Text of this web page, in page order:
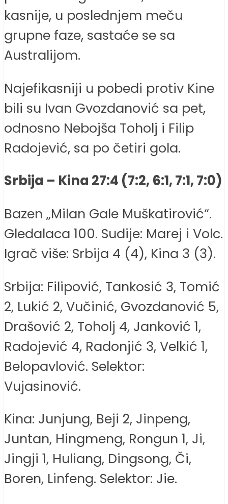
kasnije, u poslednjem meču
grupne faze, sastaće se sa
Australijom.
Najefikasniji u pobedi protiv Kine
bili su Ivan Gvozdanović sa pet,
odnosno Nebojša Toholj i Filip
Radojević, sa po četiri gola.
Srbija – Kina 27:4 (7:2, 6:1, 7:1, 7:0)
Bazen „Milan Gale Muškatirović“.
Gledalaca 100. Sudije: Marej i Volc.
Igrač više: Srbija 4 (4), Kina 3 (3).
Srbija: Filipović, Tankosić 3, Tomić
2, Lukić 2, Vučinić, Gvozdanović 5,
Drašović 2, Toholj 4, Janković 1,
Radojević 4, Radonjić 3, Velkić 1,
Belopavlović. Selektor:
Vujasinović.
Kina: Junjung, Beji 2, Jinpeng,
Juntan, Hingmeng, Rongun 1, Ji,
Jingji 1, Huliang, Dingsong, Či,
Boren, Linfeng. Selektor: Jie.